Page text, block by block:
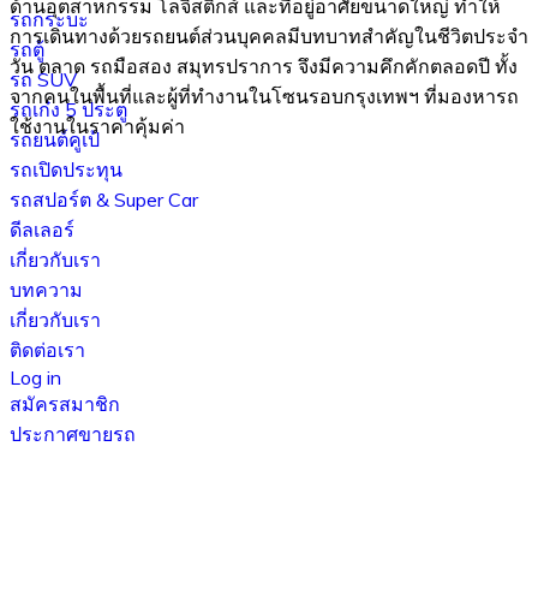
รถกระบะ
รถตู้
รถ SUV
รถเก๋ง 5 ประตู
รถยนต์คูเป้
รถเปิดประทุน
รถสปอร์ต & Super Car
ดีลเลอร์
เกี่ยวกับเรา
บทความ
เกี่ยวกับเรา
ติดต่อเรา
Log in
สมัครสมาชิก
ประกาศขายรถ
ด้านอุตสาหกรรม โลจิสติกส์ และที่อยู่อาศัยขนาดใหญ่ ทำให้
การเดินทางด้วยรถยนต์ส่วนบุคคลมีบทบาทสำคัญในชีวิตประจำ
วัน ตลาด รถมือสอง สมุทรปราการ จึงมีความคึกคักตลอดปี ทั้ง
จากคนในพื้นที่และผู้ที่ทำงานในโซนรอบกรุงเทพฯ ที่มองหารถ
ใช้งานในราคาคุ้มค่า